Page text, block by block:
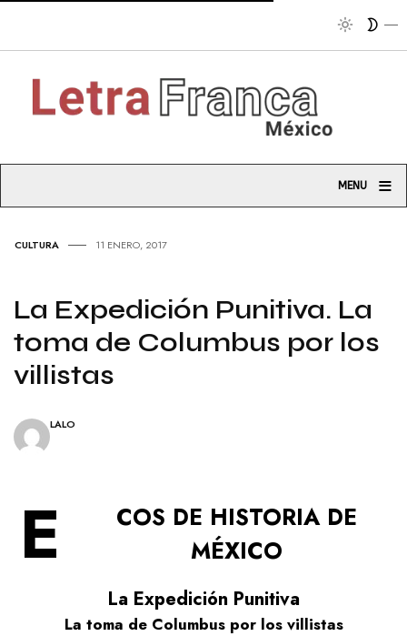
MENU ≡
CULTURA 11 ENERO, 2017
La Expedición Punitiva. La
toma de Columbus por los
villistas
LALO
E
COS DE HISTORIA DE
MÉXICO
La Expedición Punitiva
La toma de Columbus por los villistas